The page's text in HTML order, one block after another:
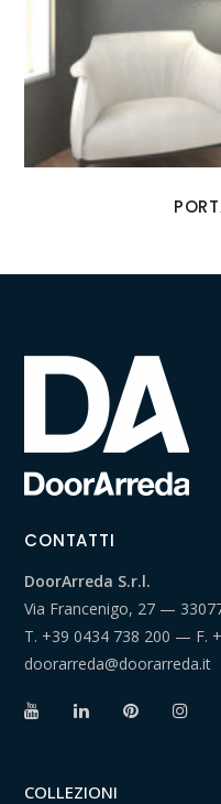
CONTATTI
DoorArreda S.r.l.
Via Francenigo, 27 —
T. +39 0434 738 200 — F.
doorarreda@doorarreda.it
COLLEZIONI